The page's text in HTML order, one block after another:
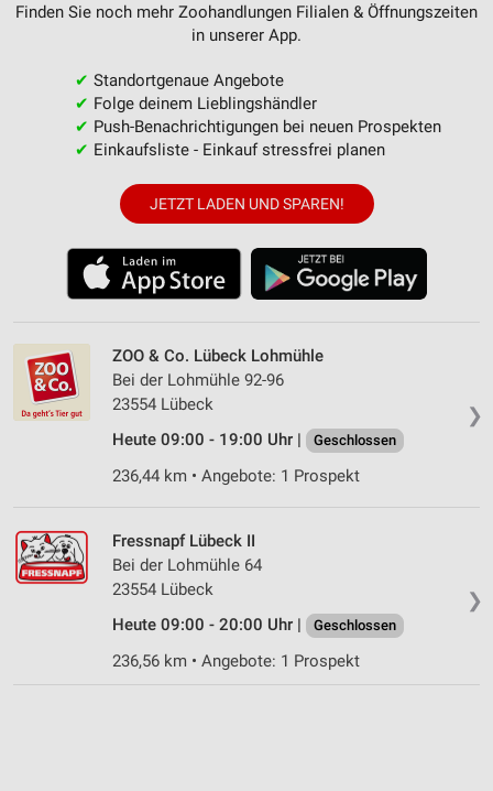
Finden Sie noch mehr Zoohandlungen Filialen & Öffnungszeiten
in unserer App.
✔ Standortgenaue Angebote
✔ Folge deinem Lieblingshändler
✔ Push-Benachrichtigungen bei neuen Prospekten
✔ Einkaufsliste - Einkauf stressfrei planen
JETZT LADEN UND SPAREN!
❯
ZOO & Co. Lübeck Lohmühle
Bei der Lohmühle 92-96
23554 Lübeck
Heute 09:00 - 19:00 Uhr |
Geschlossen
236,44 km • Angebote: 1 Prospekt
❯
Fressnapf Lübeck II
Bei der Lohmühle 64
23554 Lübeck
Heute 09:00 - 20:00 Uhr |
Geschlossen
236,56 km • Angebote: 1 Prospekt